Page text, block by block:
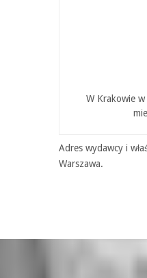
W Krakowie
Adres wydawcy i
Warszawa.